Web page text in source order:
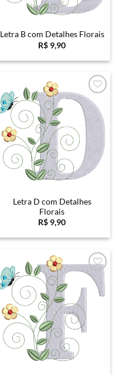
Letra B com Detalhes Florais
R$ 9,90
Favoritar
Letra D com Detalhes
Florais
R$ 9,90
Favoritar